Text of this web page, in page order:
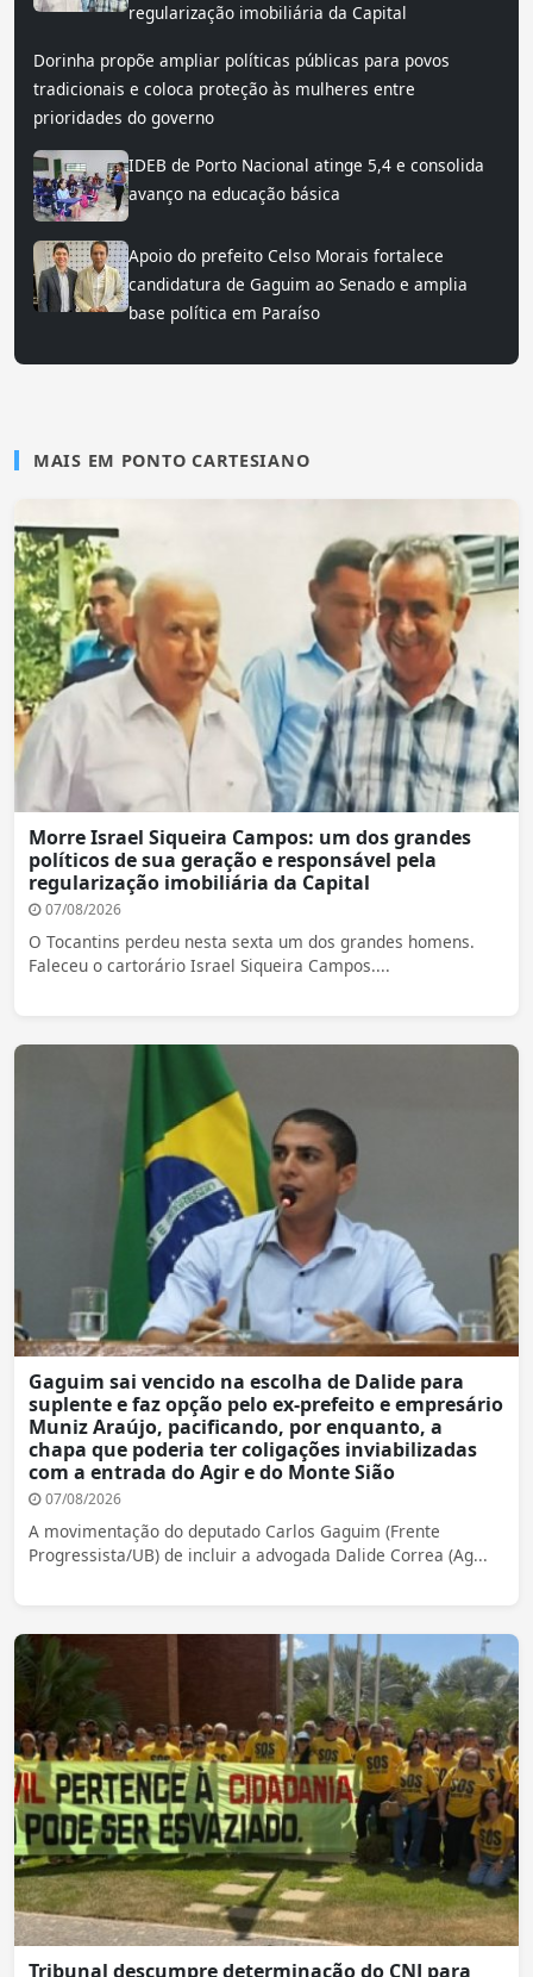
regularização imobiliária da Capital
Dorinha propõe ampliar políticas públicas para povos
tradicionais e coloca proteção às mulheres entre
prioridades do governo
IDEB de Porto Nacional atinge 5,4 e consolida
avanço na educação básica
Apoio do prefeito Celso Morais fortalece
candidatura de Gaguim ao Senado e amplia
base política em Paraíso
MAIS EM PONTO CARTESIANO
Morre Israel Siqueira Campos: um dos grandes
políticos de sua geração e responsável pela
regularização imobiliária da Capital
07/08/2026
O Tocantins perdeu nesta sexta um dos grandes homens.
Faleceu o cartorário Israel Siqueira Campos....
Gaguim sai vencido na escolha de Dalide para
suplente e faz opção pelo ex-prefeito e empresário
Muniz Araújo, pacificando, por enquanto, a
chapa que poderia ter coligações inviabilizadas
com a entrada do Agir e do Monte Sião
07/08/2026
A movimentação do deputado Carlos Gaguim (Frente
Progressista/UB) de incluir a advogada Dalide Correa (Ag...
Tribunal descumpre determinação do CNJ para